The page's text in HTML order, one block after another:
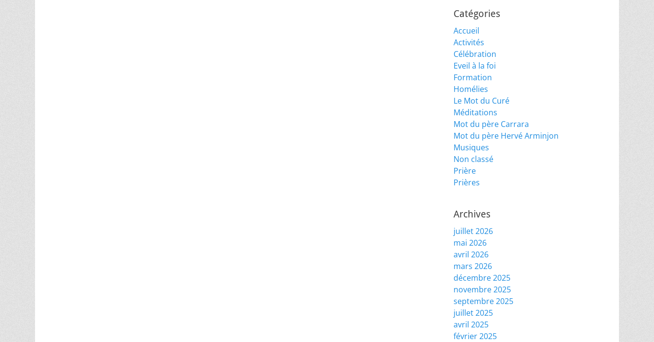
Catégories
Accueil
Activités
Célébration
Eveil à la foi
Formation
Homélies
Le Mot du Curé
Méditations
Mot du père Carrara
Mot du père Hervé Arminjon
Musiques
Non classé
Prière
Prières
Archives
juillet 2026
mai 2026
avril 2026
mars 2026
décembre 2025
novembre 2025
septembre 2025
juillet 2025
avril 2025
février 2025